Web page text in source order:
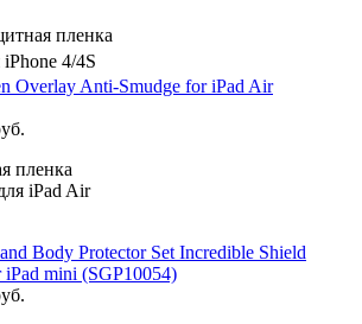
пленка
iPhone 4/4S
Overlay Anti-Smudge for iPad Air
пленка
iPad Air
Body Protector Set Incredible Shield
mini (SGP10054)